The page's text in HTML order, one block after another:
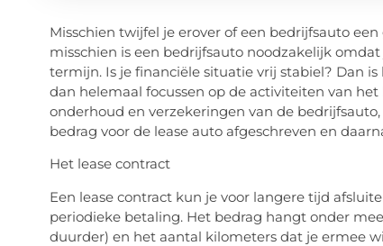
Misschien twijfel je erover of een bedrijfsauto
misschien is een bedrijfsauto noodzakelijk
termijn. Is je financiële situatie vrij stabiel? Dan
dan helemaal focussen op de activiteiten van
onderhoud en verzekeringen van de
bedrag voor de lease auto afgeschreven en
Het lease contract
Een lease contract kun je voor langere tijd
periodieke betaling. Het bedrag hangt onder
duurder) en het aantal kilometers dat je ermee